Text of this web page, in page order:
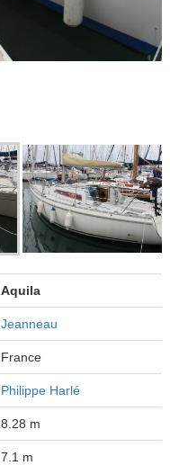
Aquila
Jeanneau
France
Philippe Harlé
8.28 m
7.1 m